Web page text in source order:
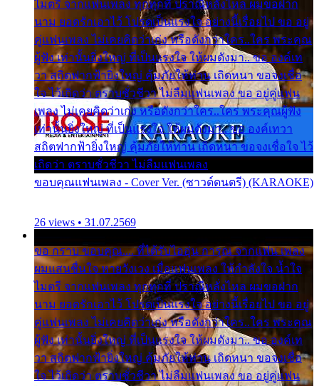
ไมตรี จากแฟนเพลง ทุกทุกที่ ปราณีหลั่งไหล ผมขอฝาก
นาม ยอดรักเอาไว้ โปรดเป็นแรงใจ อย่างนี้เรื่อยไป ขอ อยู่
คู่แฟนเพลง ไม่เคยคิดว่าเก่ง หรือดังกว่าใคร..ใคร พระคุณ
ผู้ฟัง เท่านั้นยิ่งใหญ่ ที่เป็นแรงใจ ให้ผมดังมา.. ขอ องค์เท
วา สถิตฟากฟ้ายิ่งใหญ่ คุ้มภัยให้ท่าน เถิดหนา ขอจงเชื่อ
ใจ ไว้เถิดว่า ตราบชั่วชีวา ไม่ลืมแฟนเพลง ขอ อยู่คู่แฟน
เพลง ไม่เคยคิดว่าเก่ง หรือดังกว่าใคร..ใคร พระคุณผู้ฟัง
เท่านั้นยิ่งใหญ่ ที่เป็นแรงใจ ให้ผมดังมา.. ขอ องค์เทวา
สถิตฟากฟ้ายิ่งใหญ่ คุ้มภัยให้ท่าน เถิดหนา ขอจงเชื่อใจ ไว้
เถิดว่า ตราบชั่วชีวา ไม่ลืมแฟนเพลง
ขอบคุณแฟนเพลง - Cover Ver. (ซาวด์ดนตรี) (KARAOKE)
26 views • 31.07.2569
ขอ กราบ ขอบคุณ.... ที่ได้รับไออุ่น การุณ จากแฟน เพลง
ผมแสนชื่นใจ หายวังเวง เมื่อแฟนเพลง ให้กำลังใจ น้ำใจ
ไมตรี จากแฟนเพลง ทุกทุกที่ ปราณีหลั่งไหล ผมขอฝาก
นาม ยอดรักเอาไว้ โปรดเป็นแรงใจ อย่างนี้เรื่อยไป ขอ อยู่
คู่แฟนเพลง ไม่เคยคิดว่าเก่ง หรือดังกว่าใคร..ใคร พระคุณ
ผู้ฟัง เท่านั้นยิ่งใหญ่ ที่เป็นแรงใจ ให้ผมดังมา.. ขอ องค์เท
วา สถิตฟากฟ้ายิ่งใหญ่ คุ้มภัยให้ท่าน เถิดหนา ขอจงเชื่อ
ใจ ไว้เถิดว่า ตราบชั่วชีวา ไม่ลืมแฟนเพลง ขอ อยู่คู่แฟน